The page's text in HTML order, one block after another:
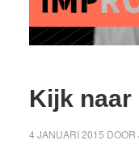
Kijk naar
4 JANUARI 2015 DOOR